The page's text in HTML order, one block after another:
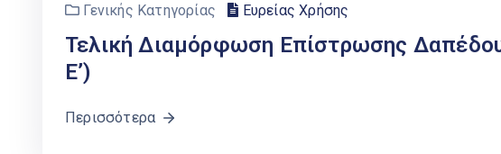
Γενικής Κατηγορίας
Ευρείας Χρήσης
Τελική Διαμόρφωση Επίστρωσης
Ε’)
Περισσότερα